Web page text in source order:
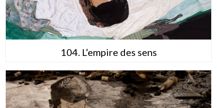
104. L’empire des sens